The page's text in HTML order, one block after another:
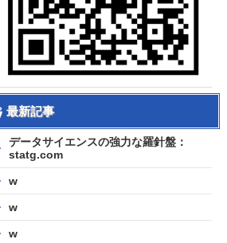
最新記事
データサイエンスの強力な羅針盤：
statg.com
w
w
w